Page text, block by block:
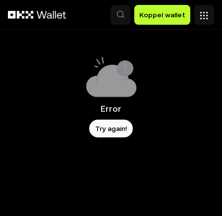
Koppel wallet
Error
Try again!